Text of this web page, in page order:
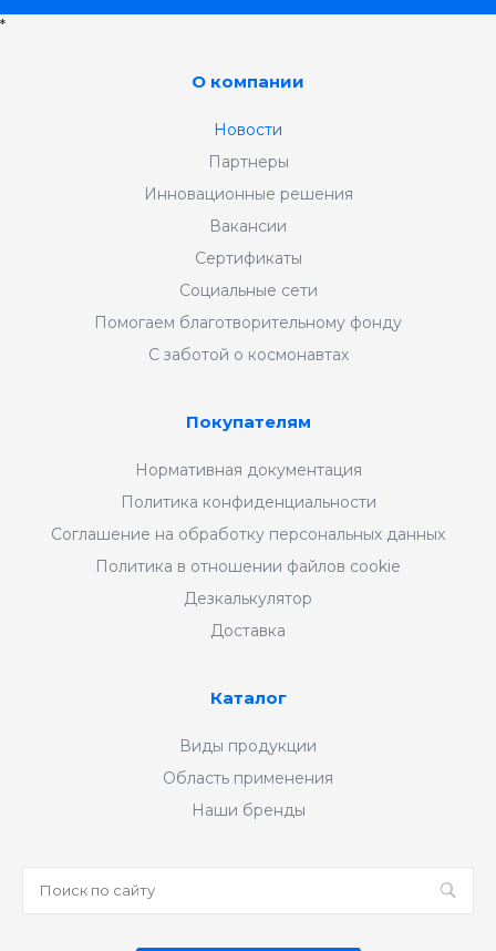
*
О компании
Новости
Партнеры
Инновационные решения
Вакансии
Сертификаты
Социальные сети
Помогаем благотворительному фонду
С заботой о космонавтах
Покупателям
Нормативная документация
Политика конфиденциальности
Соглашение на обработку персональных данных
Политика в отношении файлов cookie
Дезкалькулятор
Доставка
Каталог
Виды продукции
Область применения
Наши бренды